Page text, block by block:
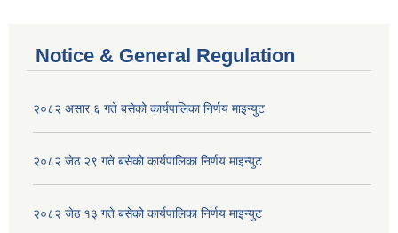
Notice & General Regulation
२०८२ असार ६ गते बसेको कार्यपालिका निर्णय माइन्युट
२०८२ जेठ २९ गते बसेको कार्यपालिका निर्णय माइन्युट
२०८२ जेठ १३ गते बसेको कार्यपालिका निर्णय माइन्युट